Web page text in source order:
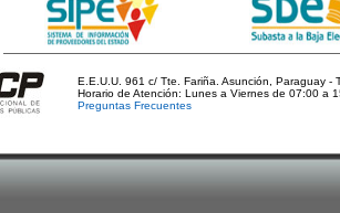
E.E.U.U. 961 c/ Tte. Fariña. Asunción, Paraguay -
Horario de Atención: Lunes a Viernes de 07:00 a
Preguntas Frecuentes